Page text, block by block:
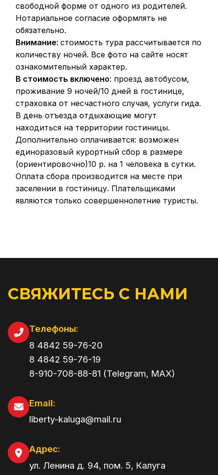
свободной форме от одного из родителей.
Нотариальное согласие оформлять не
обязательно.
Внимание: стоимость тура рассчитывается по
количеству ночей. Все фото на сайте носят
ознакомительный характер.
В стоимость включено: проезд автобусом,
проживание 9 ночей/10 дней в гостинице,
страховка от несчастного случая, услуги гида.
В день отъезда отдыхающие могут
находиться на территории гостиницы.
Дополнительно оплачивается: возможен
единоразовый курортный сбор в размере
(ориентировочно)10 р. на 1 человека в сутки.
Оплата сбора производится на месте при
заселении в гостиницу. Плательщиками
являются только совершеннолетние туристы.
СВЯЖИТЕСЬ С НАМИ
Телефоны:
8 4842 59-76-20
8 4842 59-76-19
8-910-708-88-81 (Telegram, MAX)
Email:
liberty-kaluga@mail.ru
Адрес:
ул. Ленина д. 94, пом. 5, Калуга